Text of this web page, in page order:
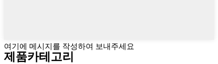
여기에 메시지를 작성하여 보내주세요
제품카테고리